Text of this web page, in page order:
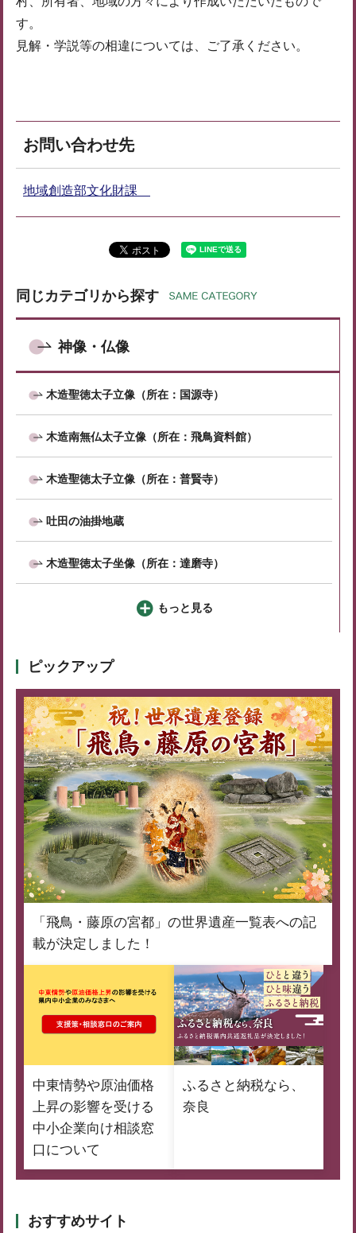
す。
見解・学説等の相違については、ご了承ください。
お問い合わせ先
地域創造部文化財課
同じカテゴリから探す
神像・仏像
木造聖徳太子立像（所在：国源寺）
木造南無仏太子立像（所在：飛鳥資料館）
木造聖徳太子立像（所在：普賢寺）
吐田の油掛地蔵
木造聖徳太子坐像（所在：達磨寺）
もっと見る
ピックアップ
「飛鳥・藤原の宮都」の世界遺産一覧表への記
載が決定しました！
中東情勢や原油価格
上昇の影響を受ける
中小企業向け相談窓
口について
ふるさと納税なら、
奈良
おすすめサイト